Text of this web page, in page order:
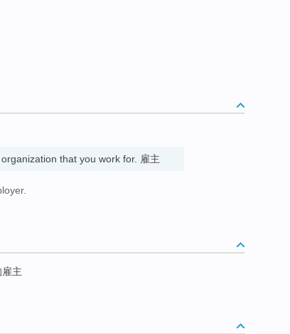
that you work for. 雇主
主